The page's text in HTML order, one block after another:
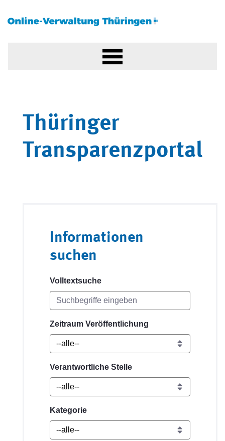
Thüringer
Transparenzportal
Informationen
suchen
Volltextsuche
Zeitraum Veröffentlichung
Verantwortliche Stelle
Kategorie